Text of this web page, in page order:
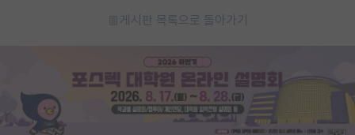
게시판 목록으로 돌아가기